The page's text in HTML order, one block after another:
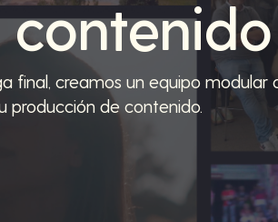
final, creamos un equipo modular
producción de contenido.